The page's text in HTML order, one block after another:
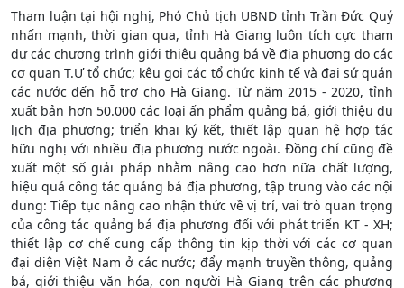
Tham luận tại hội nghị, Phó Chủ tịch UBND tỉnh Trần Đức Quý
nhấn mạnh, thời gian qua, tỉnh Hà Giang luôn tích cực tham
dự các chương trình giới thiệu quảng bá về địa phương do các
cơ quan T.Ư tổ chức; kêu gọi các tổ chức kinh tế và đại sứ quán
các nước đến hỗ trợ cho Hà Giang. Từ năm 2015 - 2020, tỉnh
xuất bản hơn 50.000 các loại ấn phẩm quảng bá, giới thiệu du
lịch địa phương; triển khai ký kết, thiết lập quan hệ hợp tác
hữu nghị với nhiều địa phương nước ngoài. Đồng chí cũng đề
xuất một số giải pháp nhằm nâng cao hơn nữa chất lượng,
hiệu quả công tác quảng bá địa phương, tập trung vào các nội
dung: Tiếp tục nâng cao nhận thức về vị trí, vai trò quan trọng
của công tác quảng bá địa phương đối với phát triển KT - XH;
thiết lập cơ chế cung cấp thông tin kịp thời với các cơ quan
đại diện Việt Nam ở các nước; đẩy mạnh truyền thông, quảng
bá, giới thiệu văn hóa, con người Hà Giang trên các phương